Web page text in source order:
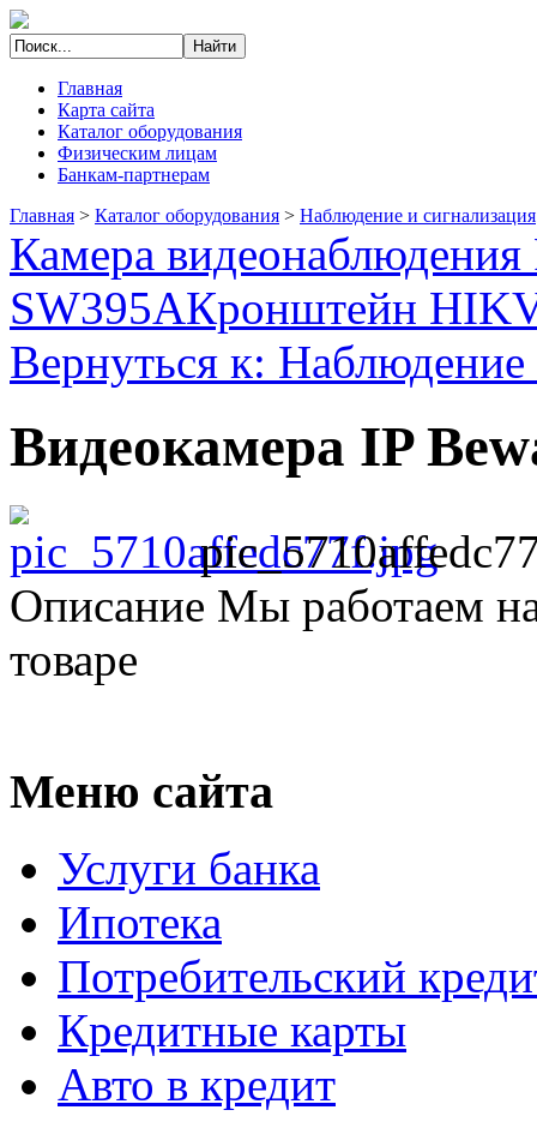
Главная
Карта сайта
Каталог оборудования
Физическим лицам
Банкам-партнерам
Главная > Каталог оборудования > Наблюдение и сигнализация
Камера видеонаблюдения
SW395AКронштейн
Вернуться к: Наблюдение
Видеокамера IP
Описание Мы работаем
товаре
Меню сайта
Услуги банка
Ипотека
Потребительский
Кредитные карты
Авто в кредит